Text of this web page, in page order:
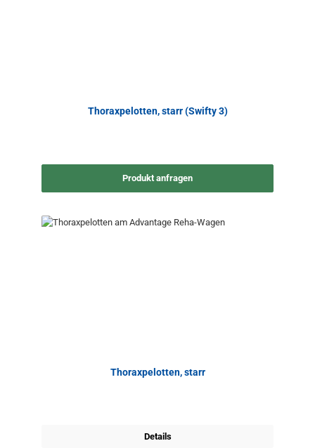
Thoraxpelotten, starr (Swifty 3)
Produkt anfragen
Thoraxpelotten, starr
Details